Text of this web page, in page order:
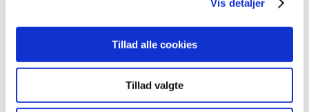
Vis detaljer
Tillad alle cookies
Tillad valgte